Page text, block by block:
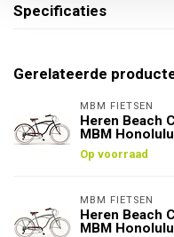
Specificaties
Gerelateerde
MBM FIETSEN
Heren Beach
MBM
Op voorraad
MBM FIETSEN
Heren Beach
MBM